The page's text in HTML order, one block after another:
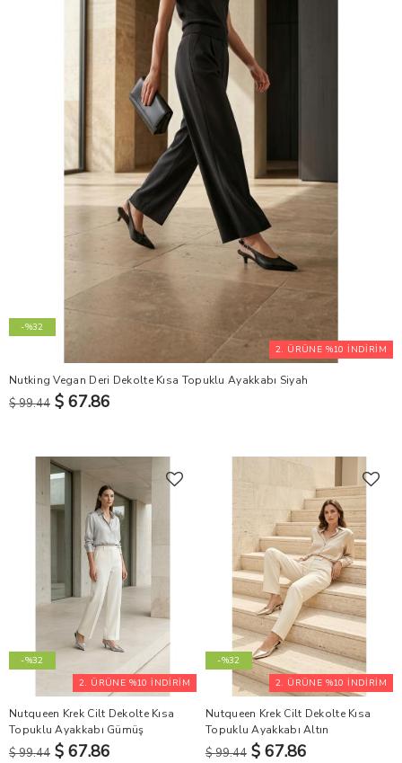
2. ÜRÜNE %10 İNDİRİM
-%32
Nutking Vegan Deri Dekolte Kısa Topuklu Ayakkabı Siyah
$ 99.44 $ 67.86
2. ÜRÜNE %10 İNDİRİM
-%32
Nutqueen Krek Cilt Dekolte Kısa
Topuklu Ayakkabı Gümüş
$ 99.44 $ 67.86
2. ÜRÜNE %10 İNDİRİM
-%32
Nutqueen Krek Cilt Dekolte Kısa
Topuklu Ayakkabı Altın
$ 99.44 $ 67.86